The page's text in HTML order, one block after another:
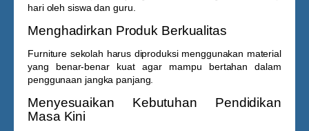
hari oleh siswa dan guru.
Menghadirkan Produk Berkualitas
Furniture sekolah harus diproduksi menggunakan material
yang benar-benar kuat agar mampu bertahan dalam
penggunaan jangka panjang.
Menyesuaikan Kebutuhan Pendidikan
Masa Kini